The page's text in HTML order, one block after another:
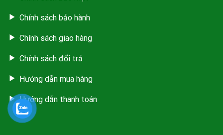
Chính sách bảo hành
Chính sách giao hàng
Chính sách đổi trả
Hướng dẫn mua hàng
Hướng dẫn thanh toán